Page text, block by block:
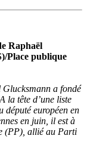
Raphaël
Place publique
a fondé
la tête d’une liste
député européen en
en juin, il est à
(PP), allié au Parti